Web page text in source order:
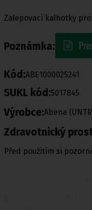
Zalepovací kalhotky
Poznámka:
Kód:ABE1000025241
SUKL kód:5017845
Výrobce:Abena
Zdravotnický
Před použitím si